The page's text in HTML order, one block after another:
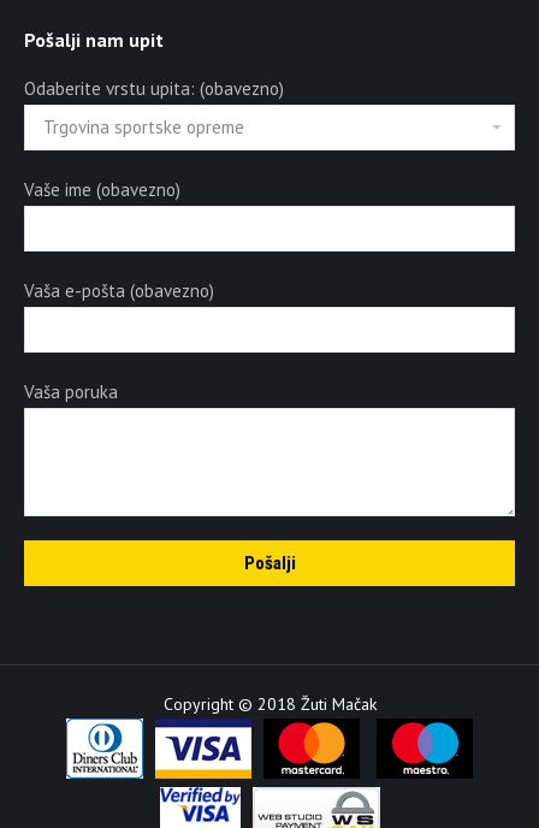
Pošalji nam upit
Odaberite vrstu upita: (obavezno)
Vaše ime (obavezno)
Vaša e-pošta (obavezno)
Vaša poruka
Copyright © 2018 Žuti Mačak